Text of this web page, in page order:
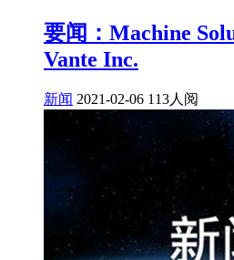
要闻：Machine
Vante Inc.
新闻 2021-02-06 113人阅